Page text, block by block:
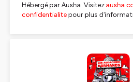
Hébergé par Ausha. Visitez
confidentialitepour plus